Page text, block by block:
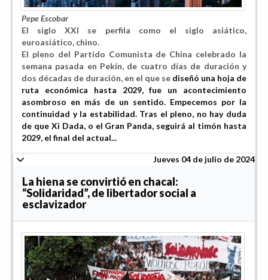
Pepe Escobar
El siglo XXI se perfila como el siglo asiático,
euroasiático, chino.
El pleno del Partido Comunista de China celebrado la
semana pasada en Pekín, de cuatro días de duración y
dos décadas de duración, en el que se diseñó una hoja de
ruta económica hasta 2029, fue un acontecimiento
asombroso en más de un sentido. Empecemos por la
continuidad y la estabilidad. Tras el pleno, no hay duda
de que Xi Dada, o el Gran Panda, seguirá al timón hasta
2029, el final del actual...
Jueves 04 de julio de 2024
La hiena se convirtió en chacal:
“Solidaridad”, de libertador social a
esclavizador